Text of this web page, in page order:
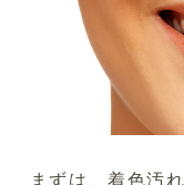
まずは、着色汚